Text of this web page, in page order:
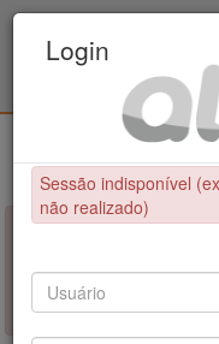
Educação Física /
NÃO FOI POSSÍVEL
Sessão indisponível
realizado)
Login
Sessão indisponível
não realizado)